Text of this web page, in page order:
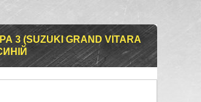
3 (SUZUKI GRAND VITARA